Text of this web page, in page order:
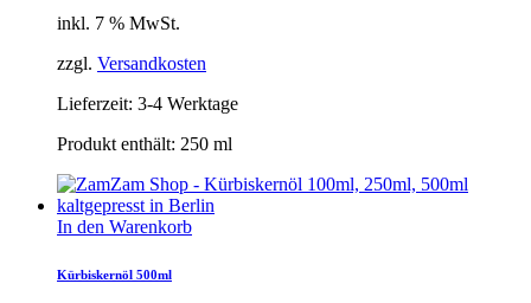
inkl. 7 % MwSt.
zzgl. Versandkosten
Lieferzeit: 3-4 Werktage
Produkt enthält: 250 ml
In den Warenkorb
Kürbiskernöl 500ml